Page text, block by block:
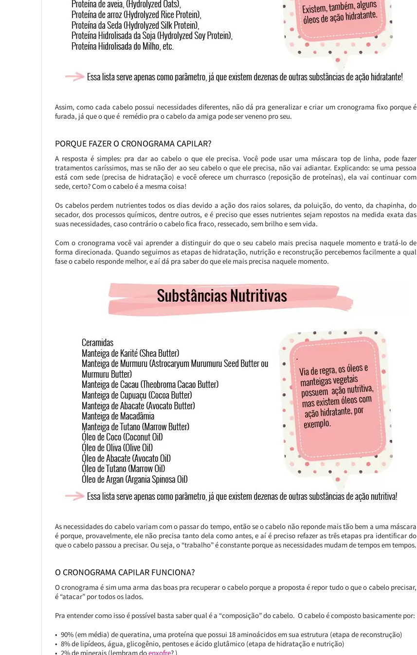
Assim, como cada cabelo possui necessidades diferentes, não dá pra generalizar e criar um cronograma fixo porque é
furada, já que o que é remédio pra o cabelo da amiga pode ser veneno pro seu.
PORQUE FAZER O CRONOGRAMA CAPILAR?
A resposta é simples: pra dar ao cabelo o que ele precisa. Você pode usar uma máscara top de linha, pode fazer
tratamentos caríssimos, mas se não der ao seu cabelo o que ele precisa, não vai adiantar. Explicando: se uma pessoa
está com sede (precisa de hidratação) e você oferece um churrasco (reposição de proteínas), ela vai continuar com
sede, certo? Com o cabelo é a mesma coisa!
Os cabelos perdem nutrientes todos os dias devido a ação dos raios solares, da poluição, do vento, da chapinha, do
secador, dos processos químicos, dentre outros, e é preciso que esses nutrientes sejam repostos na medida exata das
suas necessidades, caso contrário o cabelo fica fraco, ressecado, sem brilho e sem vida.
Com o cronograma você vai aprender a distinguir do que o seu cabelo mais precisa naquele momento e tratá-lo de
forma direcionada. Quando seguimos as etapas de hidratação, nutrição e reconstrução percebemos facilmente a qual
fase o cabelo responde melhor, e aí dá pra saber do que ele mais precisa naquele momento.
As necessidades do cabelo variam com o passar do tempo, então se o cabelo não reponde mais tão bem a uma máscara
é porque, provavelmente, ele não precisa tanto dela como antes, e aí é preciso refazer as três etapas pra identificar do
que o cabelo passou a precisar. Ou seja, o “trabalho” é constante porque as necessidades mudam de tempos em tempos.
O CRONOGRAMA CAPILAR FUNCIONA?
O cronograma é sim uma arma das boas pra recuperar o cabelo porque a proposta é repor tudo o que o cabelo precisar,
é “atacar” por todos os lados.
Pra entender como isso é possível basta saber qual é a “composição” do cabelo. O cabelo é composto basicamente por:
90% (em média) de queratina, uma proteína que possui 18 aminoácidos em sua estrutura (etapa de reconstrução)
8% de lipídeos, água, glicogênio, pentoses e ácido glutâmico (etapa de hidratação e nutrição)
2% de minerais (lembram doenxofre? )